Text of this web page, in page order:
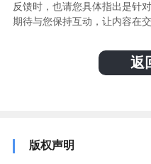
反馈时，也请您具体指出是针
期待与您保持互动，让内容在
返
版权声明